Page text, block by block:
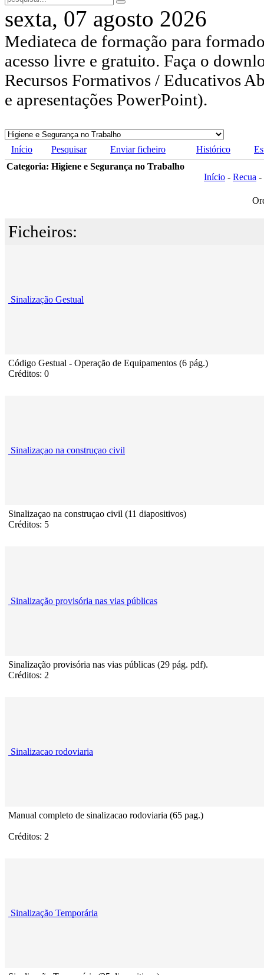
sexta, 07 agosto 2026
Mediateca de formação para
acesso livre e gratuito. Faça o
Recursos Formativos / Educativos
e apresentações PowerPoint).
Início Pesquisar Enviar ficheiro Histórico
Categoria: Higiene e Segurança no Trabalho
Início - Recua -
Ficheiros:
Sinalização Gestual
Código Gestual - Operação de Equipamentos (6 pág.)
Créditos: 0
Sinalizaçao na construçao civil
Sinalizaçao na construçao civil (11 diapositivos)
Créditos: 5
Sinalização provisória nas vias públicas
Sinalização provisória nas vias públicas (29 pág. pdf).
Créditos: 2
Sinalizacao rodoviaria
Manual completo de sinalizacao rodoviaria (65 pag.)
Créditos: 2
Sinalização Temporária